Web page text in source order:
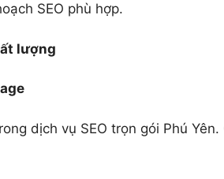
SEO phù hợp.
lượng
dịch vụ SEO trọn gói Phú